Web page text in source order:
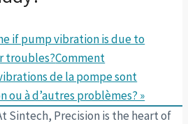
if pump vibration is due to
troubles?Comment
de la pompe sont
ou à d’autres problèmes? »
Sintech, Precision is the heart of